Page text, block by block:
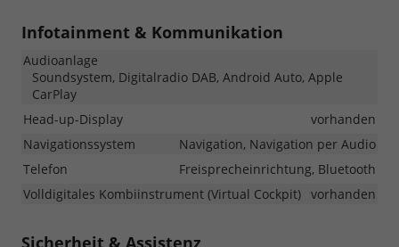
Infotainment & Kommunikation
Audioanlage
Soundsystem, Digitalradio DAB, Android Auto, Apple
CarPlay
Head-up-Display
vorhanden
Navigationssystem
Navigation, Navigation per Audio
Telefon
Freisprecheinrichtung, Bluetooth
Volldigitales Kombiinstrument (Virtual Cockpit) vorhanden
Sicherheit & Assistenz